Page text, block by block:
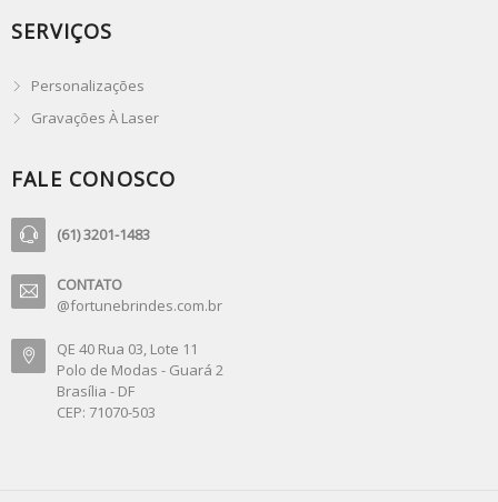
SERVIÇOS
Personalizações
Gravações À Laser
FALE CONOSCO
(61) 3201-1483
CONTATO
@fortunebrindes.com.br
QE 40 Rua 03, Lote 11
Polo de Modas - Guará 2
Brasília - DF
CEP: 71070-503